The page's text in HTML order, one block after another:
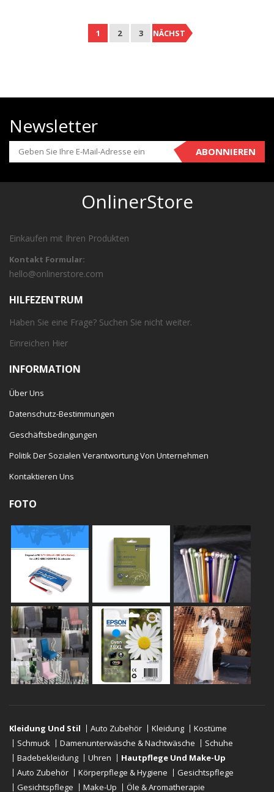
1 2 3 NÄCHST
Newsletter
ABONNIEREN
OnlinerStore
Einkaufen mit Ihren Produkten
Kontakt Formular:
hello@onlinerstore.com
HILFEZENTRUM
Haben Sie eine Frage? Suchen Sie nicht weiter.
Einreichen Hier
INFORMATION
Über Uns
Datenschutz-Bestimmungen
Geschäftsbedingungen
Politik Der Sozialen Verantwortung Von Unternehmen
Kontaktieren Uns
FOTO
Kleidung Und Stil Auto Zubehör Kleidung
Kostüme
Schmuck
Damenunterwäsche & Nachtwäsche
Schuhe
Badebekleidung
Uhren
Hautpflege Und Make-Up
Auto Zubehör
Körperpflege & Hygiene
Gesichtspflege
Gesichtspflege
Make-Up Öle & Aromatherapie